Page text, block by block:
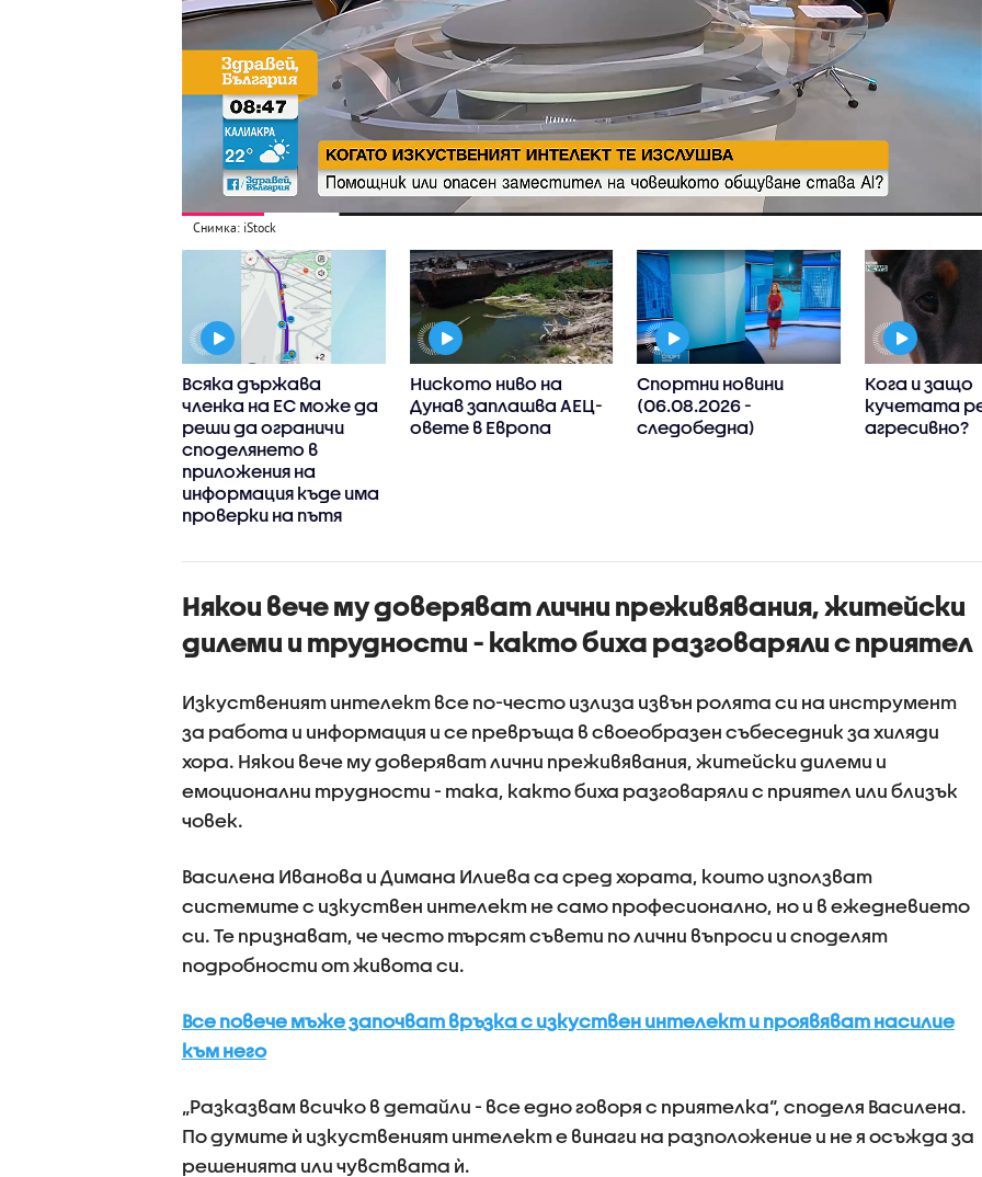
Снимка: iStock
Всяка държава
членка на ЕС може да
реши да ограничи
споделянето в
приложения на
информация къде има
проверки на пътя
Ниското ниво на
Дунав заплашва АЕЦ-
овете в Европа
Спортни новини
(06.08.2026 -
следобедна)
Кога и защо
кучетата
агресивно?
Някои вече му доверяват лични преживявания, житейски
дилеми и трудности - както биха разговаряли с приятел
Изкуственият интелект все по-често излиза извън ролята си на инструмент
за работа и информация и се превръща в своеобразен събеседник за хиляди
хора. Някои вече му доверяват лични преживявания, житейски дилеми и
емоционални трудности - така, както биха разговаряли с приятел или близък
човек.
Василена Иванова и Димана Илиева са сред хората, които използват
системите с изкуствен интелект не само професионално, но и в ежедневието
си. Те признават, че често търсят съвети по лични въпроси и споделят
подробности от живота си.
Все повече мъже започват връзка с изкуствен интелект и проявяват насилие
към него
„Разказвам всичко в детайли - все едно говоря с приятелка“, споделя Василена.
По думите ѝ изкуственият интелект е винаги на разположение и не я осъжда за
решенията или чувствата ѝ.